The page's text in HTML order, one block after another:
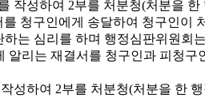
성하여 2부를 처분청(처분을 한